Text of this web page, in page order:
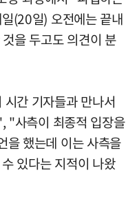
(20일) 오전에는 끝내
을 두고도 의견이 분
간 기자들과 만나서
"사측이 최종적 입장을
을 했는데 이는 사측을
있다는 지적이 나왔